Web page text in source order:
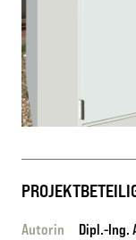
Autorin Dipl.-Ing.